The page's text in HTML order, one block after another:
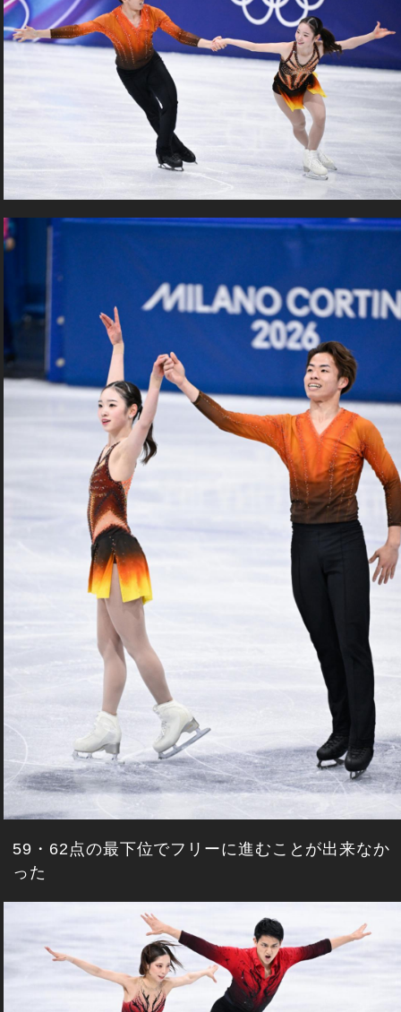
59・62点の最下位でフリーに進むことが出来なか
った